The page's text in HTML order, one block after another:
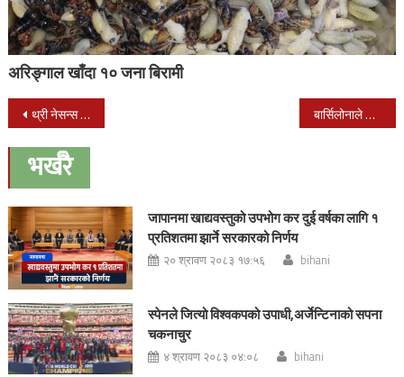
अरिङ्गाल खाँदा १० जना बिरामी
Post
navigation
थ्री नेसन्स टी-ट्वेन्टी क्रिकेट सिरिजमा नेपालको सानदार जित बार्सिलोनाले जित्यो कोपा डेल रेको उपाधि
भर्खरै
जापानमा खाद्यवस्तुको उपभोग कर दुई वर्षका लागि १
प्रतिशतमा झार्ने सरकारको निर्णय
२० श्रावण २०८३ १७:५६ bihani
स्पेनले जित्यो विश्वकपको उपाधी,अर्जेन्टिनाको सपना
चकनाचुर
४ श्रावण २०८३ ०४:०८ bihani